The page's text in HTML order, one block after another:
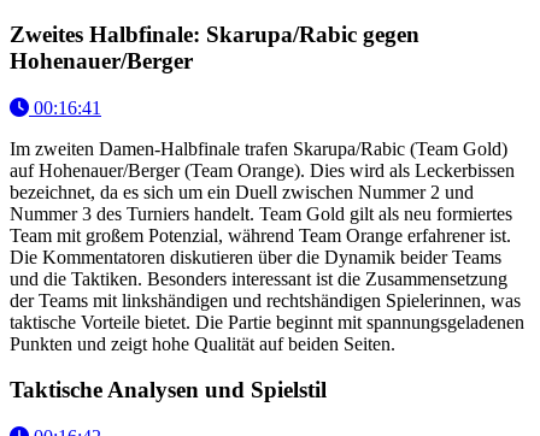
Zweites Halbfinale: Skarupa/Rabic gegen
Hohenauer/Berger
00:16:41
Im zweiten Damen-Halbfinale trafen Skarupa/Rabic (Team Gold)
auf Hohenauer/Berger (Team Orange). Dies wird als Leckerbissen
bezeichnet, da es sich um ein Duell zwischen Nummer 2 und
Nummer 3 des Turniers handelt. Team Gold gilt als neu formiertes
Team mit großem Potenzial, während Team Orange erfahrener ist.
Die Kommentatoren diskutieren über die Dynamik beider Teams
und die Taktiken. Besonders interessant ist die Zusammensetzung
der Teams mit linkshändigen und rechtshändigen Spielerinnen, was
taktische Vorteile bietet. Die Partie beginnt mit spannungsgeladenen
Punkten und zeigt hohe Qualität auf beiden Seiten.
Taktische Analysen und Spielstil